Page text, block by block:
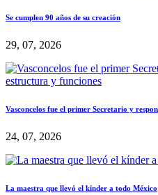
Se cumplen 90 años de su creación
29, 07, 2026
Vasconcelos fue el primer Secretario y
24, 07, 2026
La maestra que llevó el kínder a todo México